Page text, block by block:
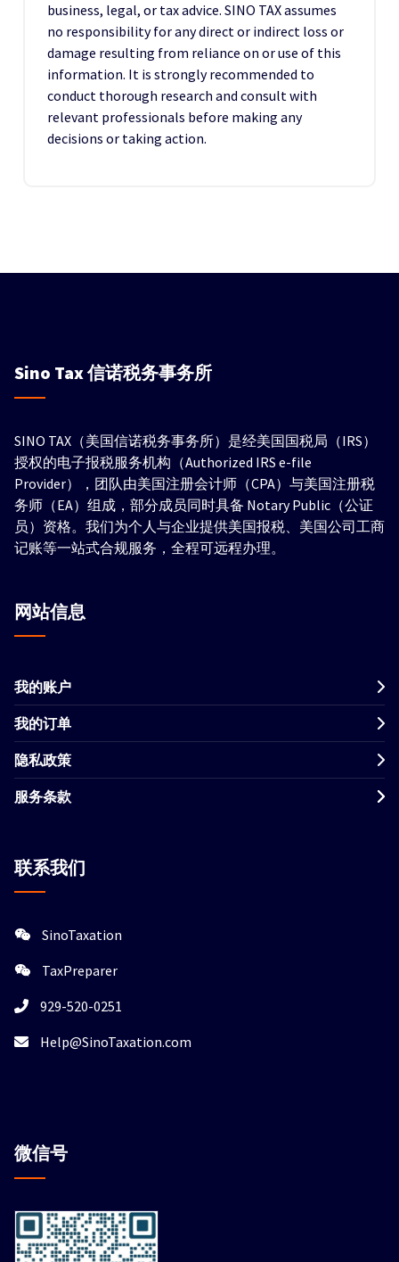
business, legal, or tax advice. SINO TAX assumes
no responsibility for any direct or indirect loss or
damage resulting from reliance on or use of this
information. It is strongly recommended to
conduct thorough research and consult with
relevant professionals before making any
decisions or taking action.
Sino Tax信诺税务事务所
SINO TAX（美国信诺税务事务所）是经美国国税局（IRS）
授权的电子报税服务机构（Authorized IRS e-file
Provider），团队由美国注册会计师（CPA）与美国注册税
务师（EA）组成，部分成员同时具备 Notary Public（公证
员）资格。我们为个人与企业提供美国报税、美国公司工商
记账等一站式合规服务，全程可远程办理。
网站信息
我的账户
我的订单
隐私政策
服务条款
联系我们
SinoTaxation
TaxPreparer
929-520-0251
Help@SinoTaxation.com
微信号